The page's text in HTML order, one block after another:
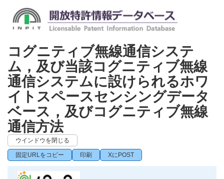
コグニティブ無線通信システ
ム，及び当該コグニティブ無線
通信システムに設けられるホワ
イトスペースセンシングデータ
ベース，及びコグニティブ無線
通信方法
ウインドウを閉じる
固定URLをコピー 印刷 XにPOST